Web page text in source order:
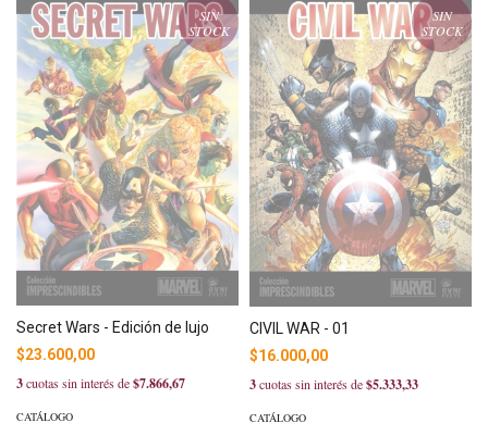
SIN
STOCK
Secret Wars - Edición de lujo
$23.600,00
3cuotas sin interés de$7.866,67
CATÁLOGO
SIN
STOCK
CIVIL WAR - 01
$16.000,00
3cuotas sin interés de$5.333,33
CATÁLOGO